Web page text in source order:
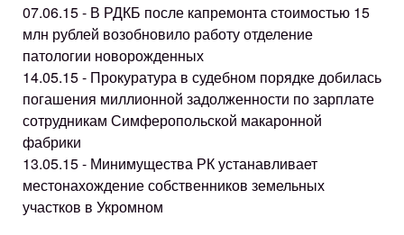
07.06.15 - В РДКБ после капремонта стоимостью 15
млн рублей возобновило работу отделение
патологии новорожденных
14.05.15 - Прокуратура в судебном порядке добилась
погашения миллионной задолженности по зарплате
сотрудникам Симферопольской макаронной
фабрики
13.05.15 - Минимущества РК устанавливает
местонахождение собственников земельных
участков в Укромном